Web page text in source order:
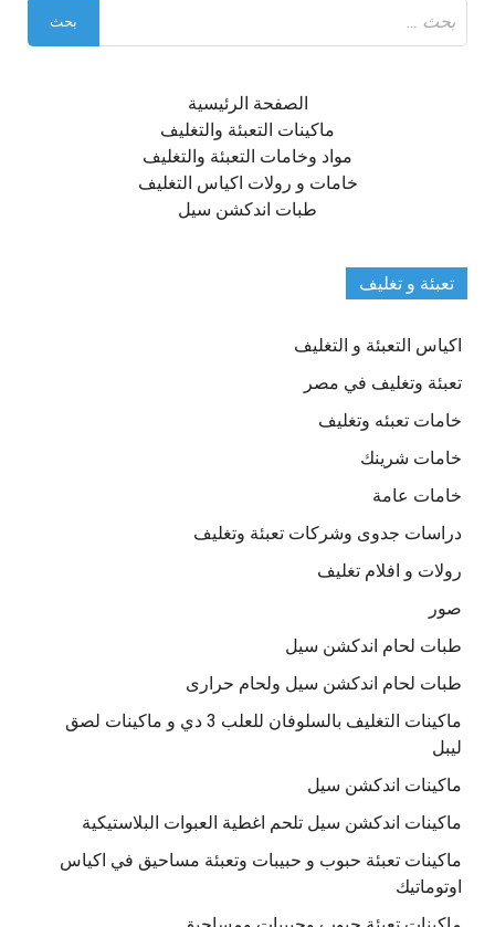
عن:
الصفحة الرئيسية
ماكينات التعبئة والتغليف
مواد وخامات التعبئة والتغليف
خامات و رولات اكياس التغليف
طبات اندكشن سيل
تعبئة و تغليف
اكياس التعبئة و التغليف
تعبئة وتغليف في مصر
خامات تعبئه وتغليف
خامات شرينك
خامات عامة
دراسات جدوى وشركات تعبئة وتغليف
رولات و افلام تغليف
صور
طبات لحام اندكشن سيل
طبات لحام اندكشن سيل ولحام حرارى
ماكينات التغليف بالسلوفان للعلب 3 دي و ماكينات لصق
ليبل
ماكينات اندكشن سيل
ماكينات اندكشن سيل تلحم اغطية العبوات البلاستيكية
ماكينات تعبئة حبوب و حبيبات وتعبئة مساحيق في اكياس
اوتوماتيك